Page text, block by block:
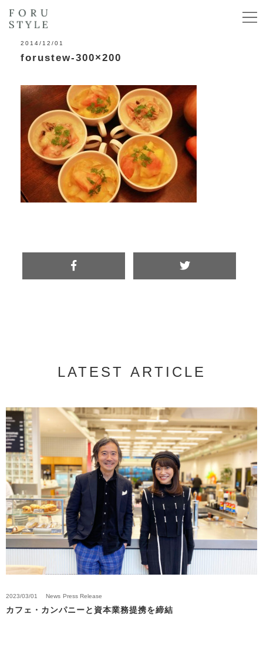
2014/12/01
forustew-300×200
LATEST ARTICLE
2023/03/01 News Press Release
カフェ・カンパニーと資本業務提携を締結